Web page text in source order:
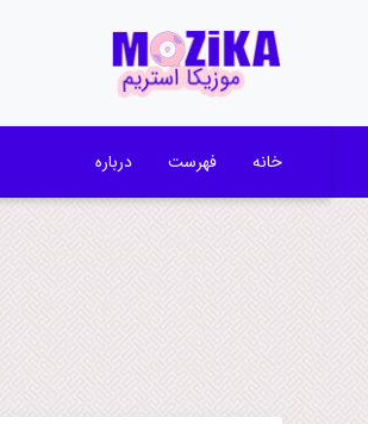
خانه فهرست درباره